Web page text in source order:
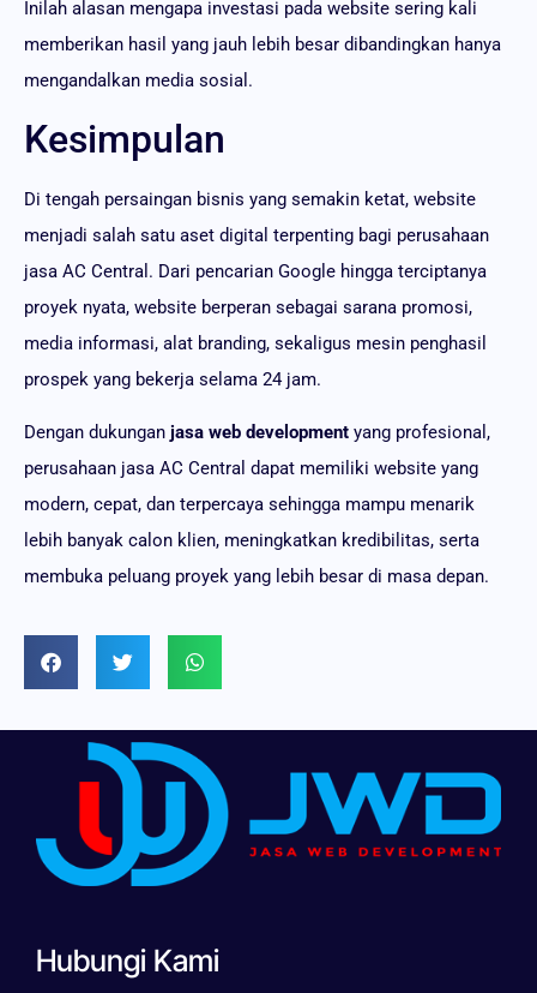
Inilah alasan mengapa investasi pada website sering kali
memberikan hasil yang jauh lebih besar dibandingkan hanya
mengandalkan media sosial.
Kesimpulan
Di tengah persaingan bisnis yang semakin ketat, website
menjadi salah satu aset digital terpenting bagi perusahaan
jasa AC Central. Dari pencarian Google hingga terciptanya
proyek nyata, website berperan sebagai sarana promosi,
media informasi, alat branding, sekaligus mesin penghasil
prospek yang bekerja selama 24 jam.
Dengan dukungan jasa web development yang profesional,
perusahaan jasa AC Central dapat memiliki website yang
modern, cepat, dan terpercaya sehingga mampu menarik
lebih banyak calon klien, meningkatkan kredibilitas, serta
membuka peluang proyek yang lebih besar di masa depan.
Hubungi Kami